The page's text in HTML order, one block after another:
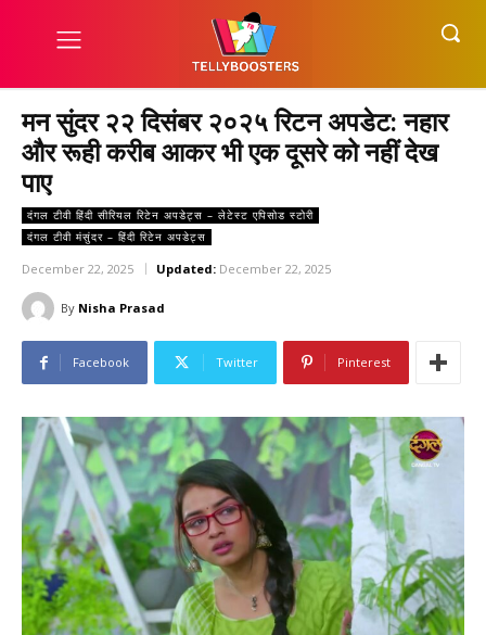
मन सुंदर २२ दिसंबर २०२५ रिटन अपडेट: नहार
और रूही करीब आकर भी एक दूसरे को नहीं देख
पाए
दंगल टीवी हिंदी सीरियल रिटेन अपडेट्स – लेटेस्ट एपिसोड स्टोरी
दंगल टीवी मंसुंदर – हिंदी रिटेन अपडेट्स
December 22, 2025 Updated: December 22, 2025
By Nisha Prasad
Facebook Twitter Pinterest